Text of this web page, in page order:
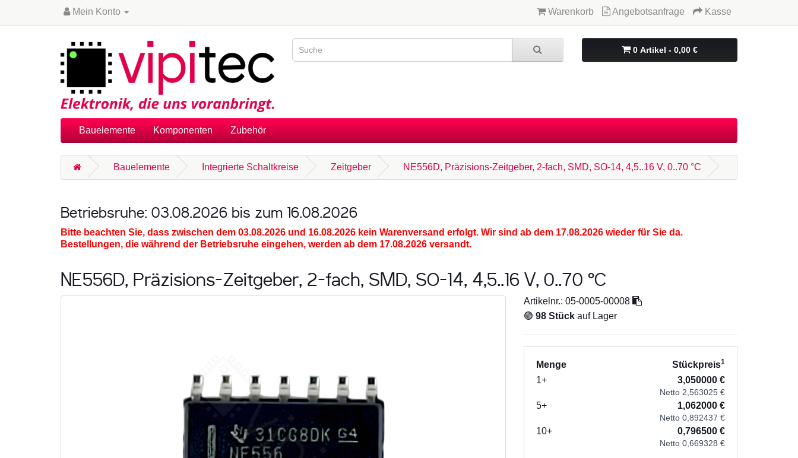
Mein Konto Warenkorb Angebotsanfrage Kasse
0 Artikel - 0,00 €
Bauelemente Komponenten Zubehör
Bauelemente Integrierte Schaltkreise Zeitgeber NE556D, Präzisions-Zeitgeber, 2-fach, SMD, SO-14, 4,5..16 V, 0..70 °C
Betriebsruhe: 03.08.2026 bis zum 16.08.2026
Bitte beachten Sie, dass zwischen dem 03.08.2026 und 16.08.2026 kein Warenversand erfolgt. Wir sind ab dem 17.08.2026 wieder für Sie da.
Bestellungen, die während der Betriebsruhe eingehen, werden ab dem 17.08.2026 versandt.
NE556D, Präzisions-Zeitgeber, 2-fach, SMD, SO-14, 4,5..16 V, 0..70 °C
Artikelnr.: 05-0005-00008
🟢 98 Stück auf Lager
Menge Stückpreis1
1+ 3,050000 €
Netto 2,563025 €
5+ 1,062000 €
Netto 0,892437 €
10+ 0,796500 €
Netto 0,669328 €